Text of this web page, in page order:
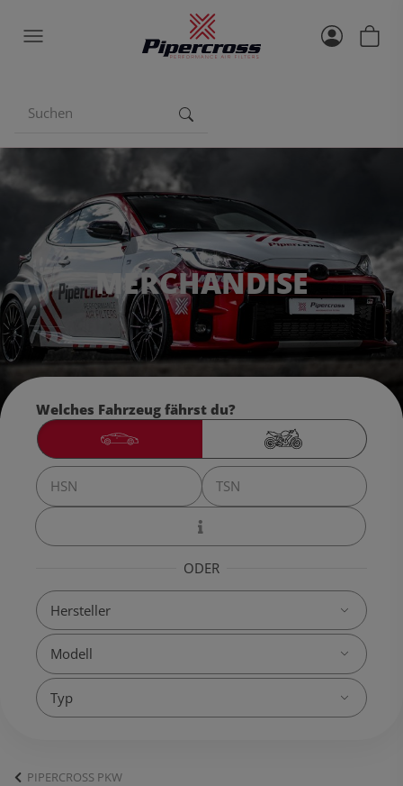
MERCHANDISE
Welches Fahrzeug fährst du?
ODER
PIPERCROSS PKW